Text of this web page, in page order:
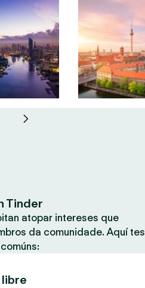
Tinder
atopar intereses que
da comunidade. Aquí tes